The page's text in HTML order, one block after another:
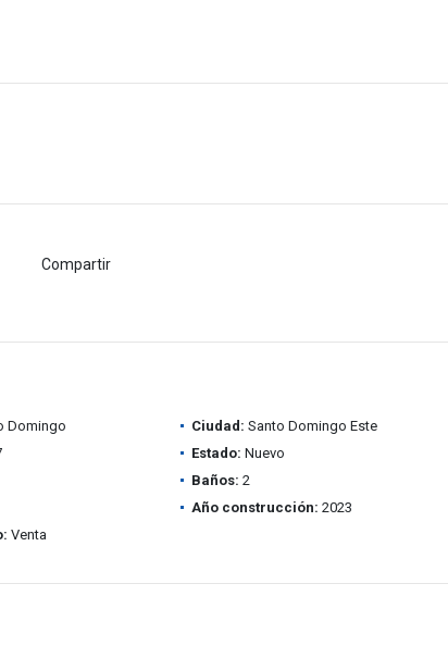
Compartir
Domingo Ciudad: Santo Domingo Este
Estado: Nuevo
Baños: 2
Año construcción: 2023
Venta